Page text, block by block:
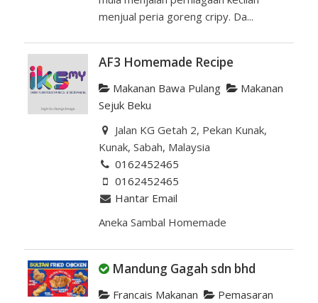
menjual peria goreng cripy. Da...
AF3 Homemade Recipe
Makanan Bawa Pulang
Makanan
Sejuk Beku
Jalan KG Getah 2, Pekan Kunak,
Kunak, Sabah, Malaysia
0162452465
0162452465
Hantar Email
Aneka Sambal Homemade
Mandung Gagah sdn bhd
Francais Makanan
Pemasaran